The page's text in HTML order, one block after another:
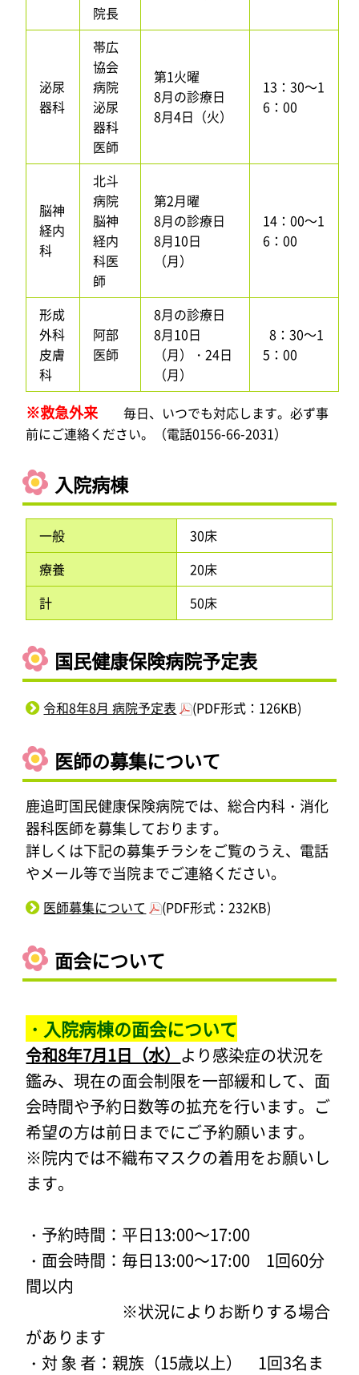
院長
泌尿
器科
帯広
協会
病院
泌尿
器科
医師
第1火曜
8月の診療日
8月4日（火）
13：30～1
6：00
脳神
経内
科
北斗
病院
脳神
経内
科医
師
第2月曜
8月の診療日
8月10日
（月）
14：00～1
6：00
形成
外科
皮膚
科
阿部
医師
8月の診療日
8月10日
（月）・24日
（月）
8：30～1
5：00
※救急外来 毎日、いつでも対応します。必ず事
前にご連絡ください。（電話0156-66-2031）
入院病棟
一般
30床
療養
20床
計
50床
国民健康保険病院予定表
令和8年8月 病院予定表 (PDF形式：126KB)
医師の募集について
鹿追町国民健康保険病院では、総合内科・消化
器科医師を募集しております。
詳しくは下記の募集チラシをご覧のうえ、電話
やメール等で当院までご連絡ください。
医師募集について (PDF形式：232KB)
面会について
・入院病棟の面会について
令和8年7月1日（水） より感染症の状況を
鑑み、現在の面会制限を一部緩和して、面
会時間や予約日数等の拡充を行います。ご
希望の方は前日までにご予約願います。
※院内では不織布マスクの着用をお願いし
ます。
・予約時間：平日13:00～17:00
・面会時間：毎日13:00～17:00 1回60分
間以内
※状況によりお断りする場合
があります
・対 象 者：親族（15歳以上） 1回3名ま